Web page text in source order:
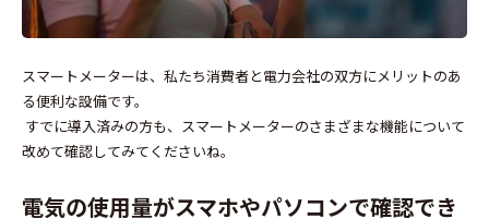
スマートメーターは、私たち消費者と電力会社の双方にメリットのあ
る便利な設備です。
すでに導入済みの方も、スマートメーターのさまざまな機能について
改めて確認してみてくださいね。
電気の使用量がスマホやパソコンで確認でき